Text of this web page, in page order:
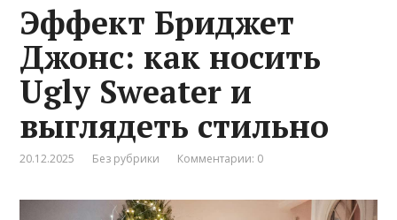
Эффект Бриджет
Джонс: как носить
Ugly Sweater и
выглядеть стильно
20.12.2025 Без рубрики Комментарии: 0